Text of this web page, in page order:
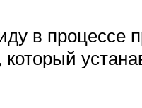
в процессе